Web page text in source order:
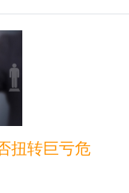
扭转巨亏危